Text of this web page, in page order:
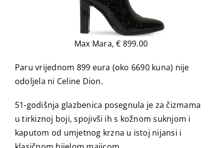
Max Mara, € 899.00
Paru vrijednom 899 eura (oko 6690 kuna) nije
odoljela ni Celine Dion.
51-godišnja glazbenica posegnula je za čizmama
u tirkiznoj boji, spojivši ih s kožnom suknjom i
kaputom od umjetnog krzna u istoj nijansi i